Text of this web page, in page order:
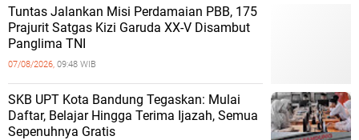
Tuntas Jalankan Misi Perdamaian PBB, 175
Prajurit Satgas Kizi Garuda XX-V Disambut
Panglima TNI
07/08/2026, 09:48 WIB
SKB UPT Kota Bandung Tegaskan: Mulai
Daftar, Belajar Hingga Terima Ijazah, Semua
Sepenuhnya Gratis